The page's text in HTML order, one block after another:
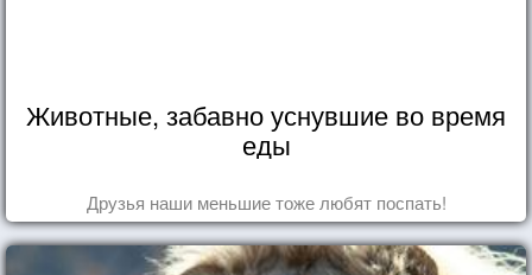
Животные, забавно уснувшие во время
еды
Друзья наши меньшие тоже любят поспать!